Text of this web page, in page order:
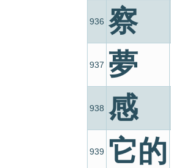
936 察
937 夢
938 感
939 它的